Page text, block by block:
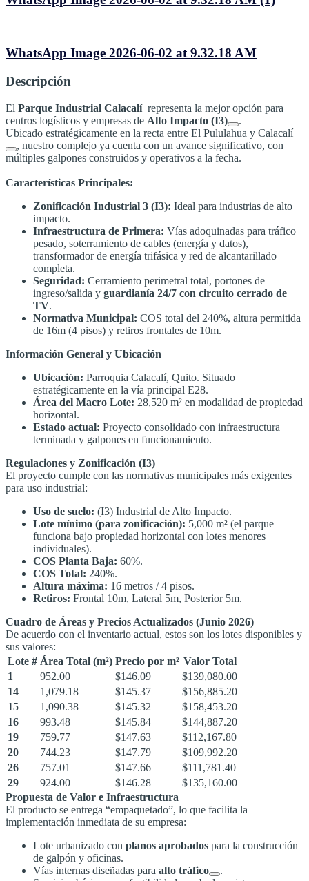
WhatsApp Image 2026-06-02 at 9.32.18 AM
Descripción
El Parque Industrial Calacalí representa la mejor opción para
centros logísticos y empresas de Alto Impacto (I3)
.
Ubicado estratégicamente en la recta entre El Pululahua y Calacalí
, nuestro complejo ya cuenta con un avance significativo, con
múltiples galpones construidos y operativos a la fecha.
Características Principales:
Zonificación Industrial 3 (I3): Ideal para industrias de alto
impacto.
Infraestructura de Primera: Vías adoquinadas para tráfico
pesado, soterramiento de cables (energía y datos),
transformador de energía trifásica y red de alcantarillado
completa.
Seguridad: Cerramiento perimetral total, portones de
ingreso/salida y guardianía 24/7 con circuito cerrado de
TV.
Normativa Municipal: COS total del 240%, altura permitida
de 16m (4 pisos) y retiros frontales de 10m.
Información General y Ubicación
Ubicación: Parroquia Calacalí, Quito. Situado
estratégicamente en la vía principal E28.
Área del Macro Lote: 28,520 m² en modalidad de propiedad
horizontal.
Estado actual: Proyecto consolidado con infraestructura
terminada y galpones en funcionamiento.
Regulaciones y Zonificación (I3)
El proyecto cumple con las normativas municipales más exigentes
para uso industrial:
Uso de suelo: (I3) Industrial de Alto Impacto.
Lote mínimo (para zonificación): 5,000 m² (el parque
funciona bajo propiedad horizontal con lotes menores
individuales).
COS Planta Baja: 60%.
COS Total: 240%.
Altura máxima: 16 metros / 4 pisos.
Retiros: Frontal 10m, Lateral 5m, Posterior 5m.
Cuadro de Áreas y Precios Actualizados (Junio 2026)
De acuerdo con el inventario actual, estos son los lotes disponibles y
sus valores:
Lote # Área Total (m²) Precio por m² Valor Total
1
952.00 $146.09
$139,080.00
14
1,079.18 $145.37
$156,885.20
15
1,090.38 $145.32
$158,453.20
16
993.48 $145.84
$144,887.20
19
759.77 $147.63
$112,167.80
20
744.23 $147.79
$109,992.20
26
757.01 $147.66
$111,781.40
29
924.00 $146.28
$135,160.00
Propuesta de Valor e Infraestructura
El producto se entrega “empaquetado”, lo que facilita la
implementación inmediata de su empresa:
Lote urbanizado con planos aprobados para la construcción
de galpón y oficinas.
Vías internas diseñadas para alto tráfico
.